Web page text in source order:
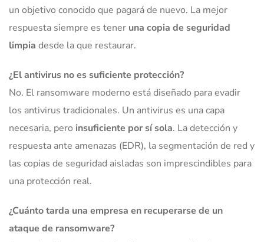
un objetivo conocido que pagará de nuevo. La mejor
respuesta siempre es tener una copia de seguridad
limpia desde la que restaurar.
¿El antivirus no es suficiente protección?
No. El ransomware moderno está diseñado para evadir
los antivirus tradicionales. Un antivirus es una capa
necesaria, pero insuficiente por sí sola. La detección y
respuesta ante amenazas (EDR), la segmentación de red y
las copias de seguridad aisladas son imprescindibles para
una protección real.
¿Cuánto tarda una empresa en recuperarse de un
ataque de ransomware?